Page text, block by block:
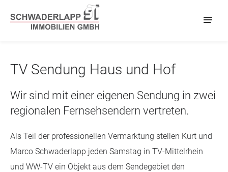
TV Sendung Haus und Hof
Wir sind mit einer eigenen Sendung in zwei
regionalen Fernsehsendern vertreten.
Als Teil der professionellen Vermarktung stellen Kurt und
Marco Schwaderlapp jeden Samstag in TV-Mittelrhein
und WW-TV ein Objekt aus dem Sendegebiet den